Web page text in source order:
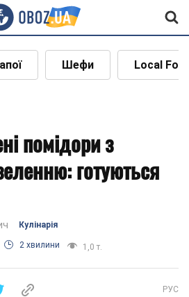
Шефи Local
помідори з
готуються
Кулінарія
2 хвилини 1,0 т.
РУС